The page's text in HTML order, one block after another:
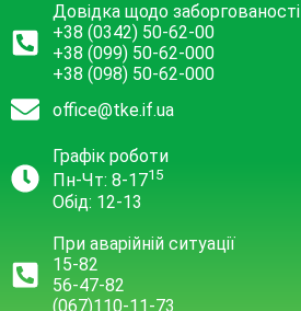
Довідка щодо заборгованості
+38 (0342) 50-62-00
+38 (099) 50-62-000
+38 (098) 50-62-000
office@tke.if.ua
Графік роботи
Пн-Чт: 8-1715
Обід: 12-13
При аварійній ситуації
15-82
56-47-82
(067)110-11-73